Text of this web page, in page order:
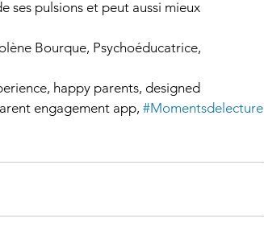
ses pulsions et peut aussi mieux
Bourque, Psychoéducatrice,
happy parents, designed
engagement app, #Momentsdelecture